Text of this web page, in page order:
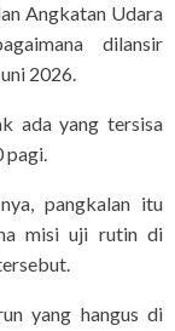
Angkatan Udara
dilansir
2026.
ada yang tersisa
pagi.
pangkalan itu
misi uji rutin di
yang hangus di